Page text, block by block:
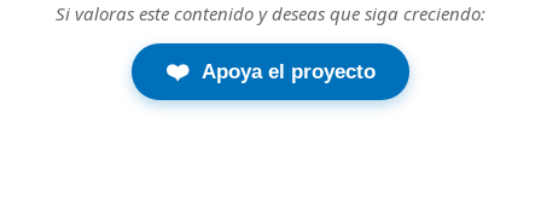
Si valoras este contenido y deseas que siga creciendo:
❤️ Apoya el proyecto